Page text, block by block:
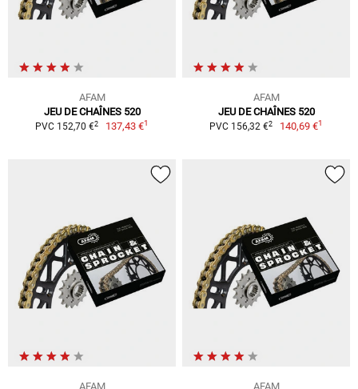
AFAM
JEU DE CHAÎNES 520
PVC 152,70 €2 137,43 €1
AFAM
JEU DE CHAÎNES 520
PVC 156,32 €2 140,69 €1
AFAM AFAM